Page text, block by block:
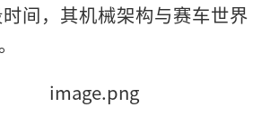
间，其机械架构与赛车世界